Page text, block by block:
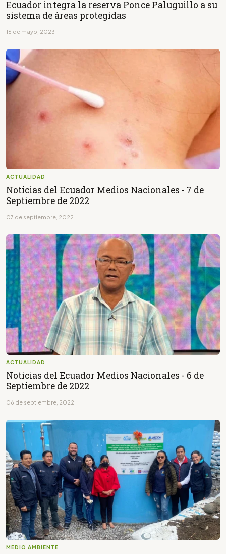
Ecuador integra la reserva Ponce Paluguillo a su
sistema de áreas protegidas
16 de mayo, 2023
ACTUALIDAD
Noticias del Ecuador Medios Nacionales - 7 de
Septiembre de 2022
07 de septiembre, 2022
ACTUALIDAD
Noticias del Ecuador Medios Nacionales - 6 de
Septiembre de 2022
06 de septiembre, 2022
MEDIO AMBIENTE